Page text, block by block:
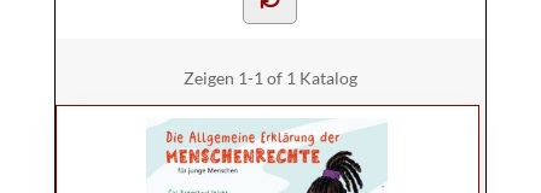
Zeigen 1-1 of 1 Katalog